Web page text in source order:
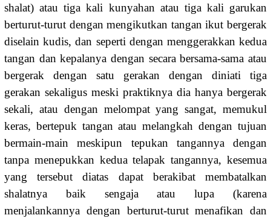
shalat) atau tiga kali kunyahan atau tiga kali garukan
berturut-turut dengan mengikutkan tangan ikut bergerak
diselain kudis, dan seperti dengan menggerakkan kedua
tangan dan kepalanya dengan secara bersama-sama atau
bergerak dengan satu gerakan dengan diniati tiga
gerakan sekaligus meski praktiknya dia hanya bergerak
sekali, atau dengan melompat yang sangat, memukul
keras, bertepuk tangan atau melangkah dengan tujuan
bermain-main meskipun tepukan tangannya dengan
tanpa menepukkan kedua telapak tangannya, kesemua
yang tersebut diatas dapat berakibat membatalkan
shalatnya baik sengaja atau lupa (karena
menjalankannya dengan berturut-turut menafikan dan